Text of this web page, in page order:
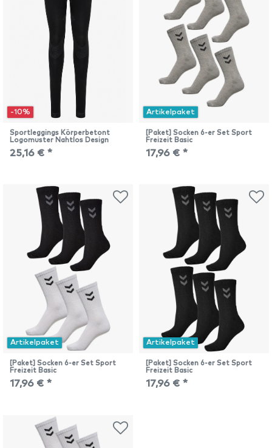
-10%
Sportleggings Körperbetont
Logomuster Nahtlos Design
25,16 € *
Artikelpaket
[Paket] Socken 6-er Set Sport
Freizeit Basic
17,96 € *
Artikelpaket
[Paket] Socken 6-er Set Sport
Freizeit Basic
17,96 € *
Artikelpaket
[Paket] Socken 6-er Set Sport
Freizeit Basic
17,96 € *